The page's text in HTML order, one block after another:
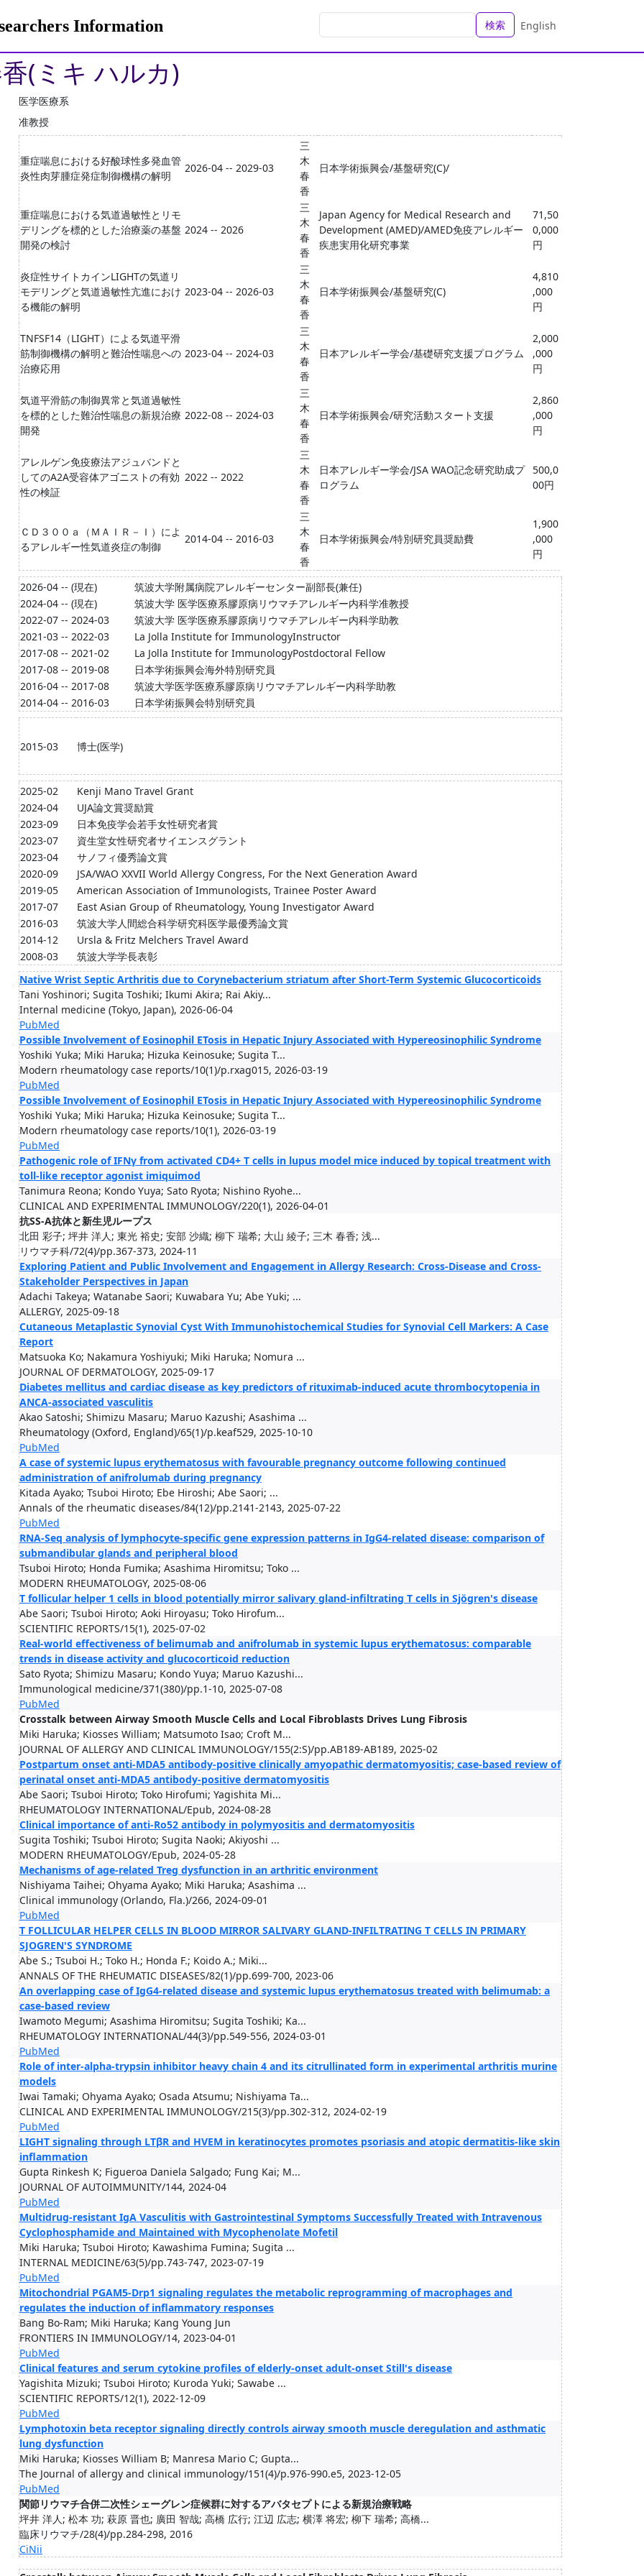
Information 検索 English
(ミキ ハルカ)
医学医療系
准教授
重症喘息における好酸球性多発血管
炎性肉芽腫症発症制御機構の解明
2026-04 -- 2029-03
三
木
春
香
日本学術振興会/基盤研究(C)/
重症喘息における気道過敏性とリモ
デリングを標的とした治療薬の基盤
開発の検討
2024 -- 2026
三
木
春
香
Japan Agency for Medical Research and
Development (AMED)/AMED免疫アレルギー
疾患実用化研究事業
71,50
0,000
円
炎症性サイトカインLIGHTの気道リ
モデリングと気道過敏性亢進におけ
る機能の解明
2023-04 -- 2026-03
三
木
春
香
日本学術振興会/基盤研究(C)
4,810
,000
円
TNFSF14（LIGHT）による気道平滑
筋制御機構の解明と難治性喘息への
治療応⽤
2023-04 -- 2024-03
三
木
春
香
日本アレルギー学会/基礎研究⽀援プログラム
2,000
,000
円
気道平滑筋の制御異常と気道過敏性
を標的とした難治性喘息の新規治療
開発
2022-08 -- 2024-03
三
木
春
香
日本学術振興会/研究活動スタート支援
2,860
,000
円
アレルゲン免疫療法アジュバンドと
してのA2A受容体アゴニストの有効
性の検証
2022 -- 2022
三
木
春
香
日本アレルギー学会/JSA WAO記念研究助成プ
ログラム
500,0
00円
ＣＤ３００ａ（ＭＡＩＲ－Ｉ）によ
るアレルギー性気道炎症の制御
2014-04 -- 2016-03
三
木
春
香
日本学術振興会/特別研究員奨励費
1,900
,000
円
2026-04 -- (現在)
筑波大学附属病院アレルギーセンター副部長(兼任)
2024-04 -- (現在)
筑波大学 医学医療系膠原病リウマチアレルギー内科学准教授
2022-07 -- 2024-03
筑波大学 医学医療系膠原病リウマチアレルギー内科学助教
2021-03 -- 2022-03
La Jolla Institute for ImmunologyInstructor
2017-08 -- 2021-02
La Jolla Institute for ImmunologyPostdoctoral Fellow
2017-08 -- 2019-08
日本学術振興会海外特別研究員
2016-04 -- 2017-08
筑波大学医学医療系膠原病リウマチアレルギー内科学助教
2014-04 -- 2016-03
日本学術振興会特別研究員
2015-03 博士(医学)
2025-02
Kenji Mano Travel Grant
2024-04
UJA論文賞奨励賞
2023-09
日本免疫学会若手女性研究者賞
2023-07
資生堂女性研究者サイエンスグラント
2023-04
サノフィ優秀論文賞
2020-09
JSA/WAO XXVII World Allergy Congress, For the Next Generation Award
2019-05
American Association of Immunologists, Trainee Poster Award
2017-07
East Asian Group of Rheumatology, Young Investigator Award
2016-03
筑波大学人間総合科学研究科医学最優秀論文賞
2014-12
Ursla & Fritz Melchers Travel Award
2008-03
筑波大学学長表彰
Native Wrist Septic Arthritis due to Corynebacterium striatum after Short-Term Systemic Glucocorticoids
Tani Yoshinori; Sugita Toshiki; Ikumi Akira; Rai Akiy...
Internal medicine (Tokyo, Japan), 2026-06-04
PubMed
Possible Involvement of Eosinophil ETosis in Hepatic Injury Associated with Hypereosinophilic Syndrome
Yoshiki Yuka; Miki Haruka; Hizuka Keinosuke; Sugita T...
Modern rheumatology case reports/10(1)/p.rxag015, 2026-03-19
PubMed
Possible Involvement of Eosinophil ETosis in Hepatic Injury Associated with Hypereosinophilic Syndrome
Yoshiki Yuka; Miki Haruka; Hizuka Keinosuke; Sugita T...
Modern rheumatology case reports/10(1), 2026-03-19
PubMed
Pathogenic role of IFNγ from activated CD4+ T cells in lupus model mice induced by topical treatment with
toll-like receptor agonist imiquimod
Tanimura Reona; Kondo Yuya; Sato Ryota; Nishino Ryohe...
CLINICAL AND EXPERIMENTAL IMMUNOLOGY/220(1), 2026-04-01
抗SS-A抗体と新生児ループス
北田 彩子; 坪井 洋人; 東光 裕史; 安部 沙織; 柳下 瑞希; 大山 綾子; 三木 春香; 浅...
リウマチ科/72(4)/pp.367-373, 2024-11
Exploring Patient and Public Involvement and Engagement in Allergy Research: Cross-Disease and Cross-
Stakeholder Perspectives in Japan
Adachi Takeya; Watanabe Saori; Kuwabara Yu; Abe Yuki; ...
ALLERGY, 2025-09-18
Cutaneous Metaplastic Synovial Cyst With Immunohistochemical Studies for Synovial Cell Markers: A Case
Report
Matsuoka Ko; Nakamura Yoshiyuki; Miki Haruka; Nomura ...
JOURNAL OF DERMATOLOGY, 2025-09-17
Diabetes mellitus and cardiac disease as key predictors of rituximab-induced acute thrombocytopenia in
ANCA-associated vasculitis
Akao Satoshi; Shimizu Masaru; Maruo Kazushi; Asashima ...
Rheumatology (Oxford, England)/65(1)/p.keaf529, 2025-10-10
PubMed
A case of systemic lupus erythematosus with favourable pregnancy outcome following continued
administration of anifrolumab during pregnancy
Kitada Ayako; Tsuboi Hiroto; Ebe Hiroshi; Abe Saori; ...
Annals of the rheumatic diseases/84(12)/pp.2141-2143, 2025-07-22
PubMed
RNA-Seq analysis of lymphocyte-specific gene expression patterns in IgG4-related disease: comparison of
submandibular glands and peripheral blood
Tsuboi Hiroto; Honda Fumika; Asashima Hiromitsu; Toko ...
MODERN RHEUMATOLOGY, 2025-08-06
T follicular helper 1 cells in blood potentially mirror salivary gland-infiltrating T cells in Sjögren's disease
Abe Saori; Tsuboi Hiroto; Aoki Hiroyasu; Toko Hirofum...
SCIENTIFIC REPORTS/15(1), 2025-07-02
Real-world effectiveness of belimumab and anifrolumab in systemic lupus erythematosus: comparable
trends in disease activity and glucocorticoid reduction
Sato Ryota; Shimizu Masaru; Kondo Yuya; Maruo Kazushi...
Immunological medicine/371(380)/pp.1-10, 2025-07-08
PubMed
Crosstalk between Airway Smooth Muscle Cells and Local Fibroblasts Drives Lung Fibrosis
Miki Haruka; Kiosses William; Matsumoto Isao; Croft M...
JOURNAL OF ALLERGY AND CLINICAL IMMUNOLOGY/155(2:S)/pp.AB189-AB189, 2025-02
Postpartum onset anti-MDA5 antibody-positive clinically amyopathic dermatomyositis; case-based review of
perinatal onset anti-MDA5 antibody-positive dermatomyositis
Abe Saori; Tsuboi Hiroto; Toko Hirofumi; Yagishita Mi...
RHEUMATOLOGY INTERNATIONAL/Epub, 2024-08-28
Clinical importance of anti-Ro52 antibody in polymyositis and dermatomyositis
Sugita Toshiki; Tsuboi Hiroto; Sugita Naoki; Akiyoshi ...
MODERN RHEUMATOLOGY/Epub, 2024-05-28
Mechanisms of age-related Treg dysfunction in an arthritic environment
Nishiyama Taihei; Ohyama Ayako; Miki Haruka; Asashima ...
Clinical immunology (Orlando, Fla.)/266, 2024-09-01
PubMed
T FOLLICULAR HELPER CELLS IN BLOOD MIRROR SALIVARY GLAND-INFILTRATING T CELLS IN PRIMARY
SJOGREN'S SYNDROME
Abe S.; Tsuboi H.; Toko H.; Honda F.; Koido A.; Miki...
ANNALS OF THE RHEUMATIC DISEASES/82(1)/pp.699-700, 2023-06
An overlapping case of IgG4-related disease and systemic lupus erythematosus treated with belimumab: a
case-based review
Iwamoto Megumi; Asashima Hiromitsu; Sugita Toshiki; Ka...
RHEUMATOLOGY INTERNATIONAL/44(3)/pp.549-556, 2024-03-01
PubMed
Role of inter-alpha-trypsin inhibitor heavy chain 4 and its citrullinated form in experimental arthritis murine
models
Iwai Tamaki; Ohyama Ayako; Osada Atsumu; Nishiyama Ta...
CLINICAL AND EXPERIMENTAL IMMUNOLOGY/215(3)/pp.302-312, 2024-02-19
PubMed
LIGHT signaling through LTβR and HVEM in keratinocytes promotes psoriasis and atopic dermatitis-like skin
inflammation
Gupta Rinkesh K; Figueroa Daniela Salgado; Fung Kai; M...
JOURNAL OF AUTOIMMUNITY/144, 2024-04
PubMed
Multidrug-resistant IgA Vasculitis with Gastrointestinal Symptoms Successfully Treated with Intravenous
Cyclophosphamide and Maintained with Mycophenolate Mofetil
Miki Haruka; Tsuboi Hiroto; Kawashima Fumina; Sugita ...
INTERNAL MEDICINE/63(5)/pp.743-747, 2023-07-19
PubMed
Mitochondrial PGAM5-Drp1 signaling regulates the metabolic reprogramming of macrophages and
regulates the induction of inflammatory responses
Bang Bo-Ram; Miki Haruka; Kang Young Jun
FRONTIERS IN IMMUNOLOGY/14, 2023-04-01
PubMed
Clinical features and serum cytokine profiles of elderly-onset adult-onset Still's disease
Yagishita Mizuki; Tsuboi Hiroto; Kuroda Yuki; Sawabe ...
SCIENTIFIC REPORTS/12(1), 2022-12-09
PubMed
Lymphotoxin beta receptor signaling directly controls airway smooth muscle deregulation and asthmatic
lung dysfunction
Miki Haruka; Kiosses William B; Manresa Mario C; Gupta...
The Journal of allergy and clinical immunology/151(4)/p.976-990.e5, 2023-12-05
PubMed
関節リウマチ合併二次性シェーグレン症候群に対するアバタセプトによる新規治療戦略
坪井 洋人; 松本 功; 萩原 晋也; 廣田 智哉; 高橋 広行; 江辺 広志; 横澤 将宏; 柳下 瑞希; 高橋...
臨床リウマチ/28(4)/pp.284-298, 2016
CiNii